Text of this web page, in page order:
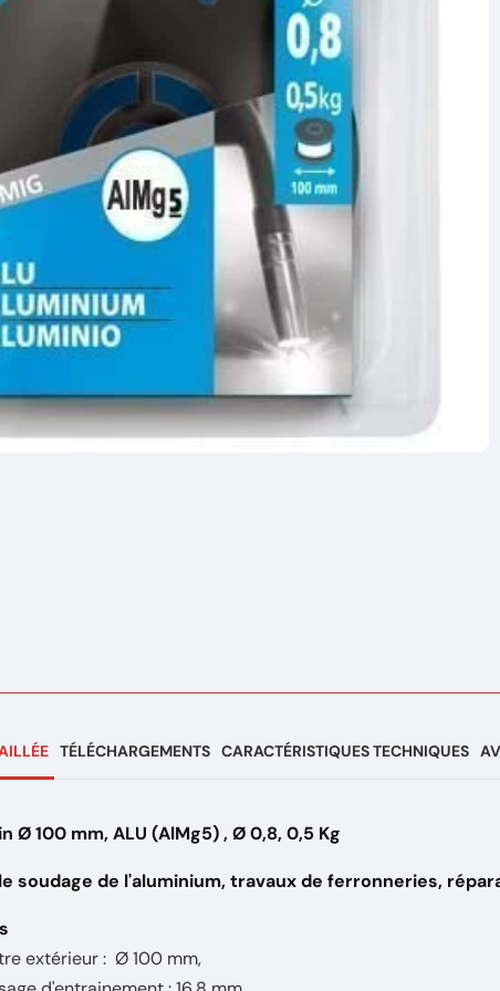
TÉLÉCHARGEMENTS CARACTÉRISTIQUES TECHNIQUES
Ø 100 mm, ALU (AlMg5) , Ø 0,8, 0,5 Kg
soudage de l'aluminium, travaux de ferronneries,
extérieur : Ø 100 mm,